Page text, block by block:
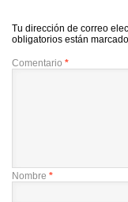
Tu dirección de correo
obligatorios están
Comentario *
Nombre *